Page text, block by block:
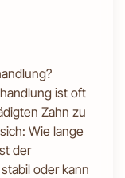
ist oft
Zahn zu
Wie lange
der
oder kann